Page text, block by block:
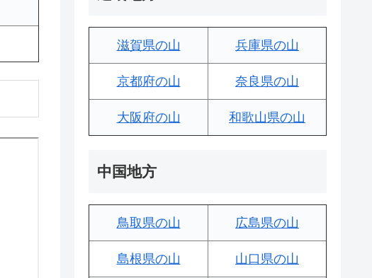
滋賀県の山 兵庫県の山
京都府の山 奈良県の山
大阪府の山 和歌山県の山
中国地方
鳥取県の山 広島県の山
島根県の山 山口県の山